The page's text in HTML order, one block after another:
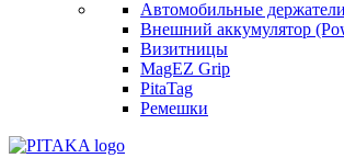
Автомобильные держатели
Внешний аккумулятор
Визитницы
MagEZ Grip
PitaTag
Ремешки